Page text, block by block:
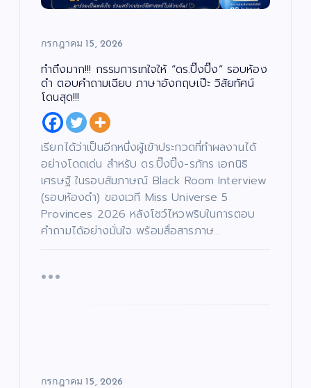
กรกฎาคม 15, 2026
ทำถึงมาก!!! กรรมการเทใจให้ “ดร.ปิ๊งปิ๊ง” รอบห้อง
ดำ ตอบคำถามเฉียบ ภาษาอังกฤษเป๊ะ วิสัยทัศน์
โดนสุด!!!
เรียกได้ว่าเป็นอีกหนึ่งผู้เข้าประกวดที่ทำผลงานได้
อย่างโดดเด่น สำหรับ ดร.ปิ๊งปิ๊ง-รภัทร เอกนิธิ
เศรษฐ์ ในรอบสัมภาษณ์ Black Room Interview
(รอบห้องดำ) ของเวที Miss Universe 5
Provinces 2026 หลังโชว์ไหวพริบในการตอบ
คำถามได้อย่างมั่นใจ พร้อมสื่อสารภาษ…
กรกฎาคม 15, 2026